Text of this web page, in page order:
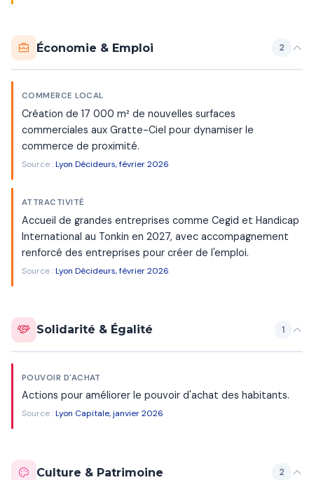
Économie & Emploi 2
COMMERCE LOCAL
Création de 17 000 m² de nouvelles surfaces
commerciales aux Gratte-Ciel pour dynamiser le
commerce de proximité.
Source :Lyon Décideurs, février 2026
ATTRACTIVITÉ
Accueil de grandes entreprises comme Cegid et Handicap
International au Tonkin en 2027, avec accompagnement
renforcé des entreprises pour créer de l'emploi.
Source :Lyon Décideurs, février 2026
Solidarité & Égalité 1
POUVOIR D'ACHAT
Actions pour améliorer le pouvoir d'achat des habitants.
Source :Lyon Capitale, janvier 2026
Culture & Patrimoine 2